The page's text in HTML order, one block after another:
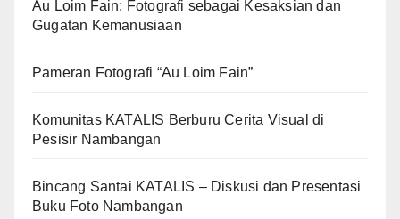
Au Loim Fain: Fotografi sebagai Kesaksian dan
Gugatan Kemanusiaan
Pameran Fotografi “Au Loim Fain”
Komunitas KATALIS Berburu Cerita Visual di
Pesisir Nambangan
Bincang Santai KATALIS – Diskusi dan Presentasi
Buku Foto Nambangan